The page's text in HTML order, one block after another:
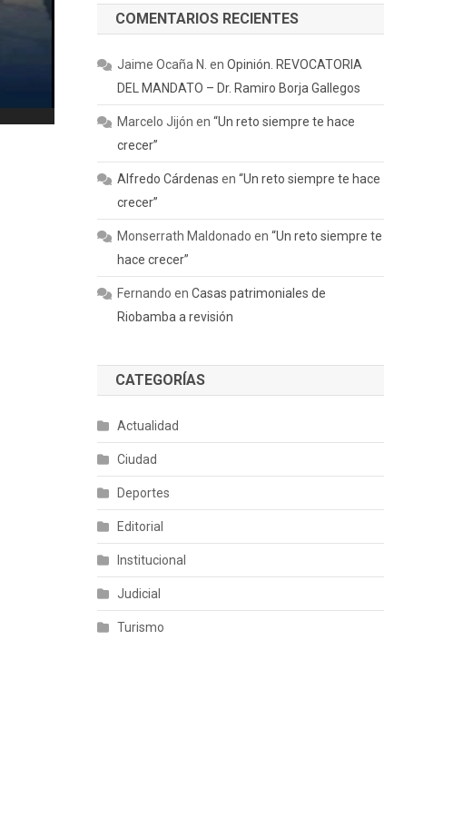
COMENTARIOS RECIENTES
Jaime Ocaña N. enOpinión. REVOCATORIA
DEL MANDATO – Dr. Ramiro Borja Gallegos
Marcelo Jijón en“Un reto siempre te hace
crecer”
Alfredo Cárdenas en“Un reto siempre te hace
crecer”
Monserrath Maldonado en“Un reto siempre te
hace crecer”
Fernando enCasas patrimoniales de
Riobamba a revisión
CATEGORÍAS
Actualidad
Ciudad
Deportes
Editorial
Institucional
Judicial
Turismo